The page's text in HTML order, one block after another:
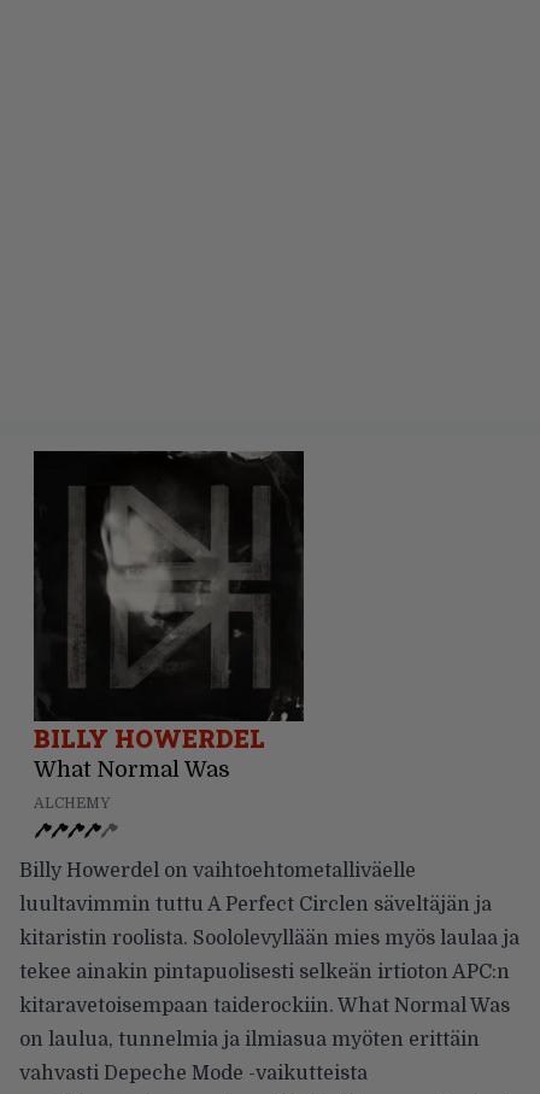
BILLY HOWERDEL
What Normal Was
ALCHEMY
Billy Howerdel on vaihtoehtometalliväelle
luultavimmin tuttu A Perfect Circlen säveltäjän ja
kitaristin roolista. Soololevyllään mies myös laulaa ja
tekee ainakin pintapuolisesti selkeän irtioton APC:n
kitaravetoisempaan taiderockiin. What Normal Was
on laulua, tunnelmia ja ilmiasua myöten erittäin
vahvasti Depeche Mode -vaikutteista